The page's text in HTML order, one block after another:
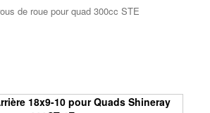
de roue pour quad 300cc STE